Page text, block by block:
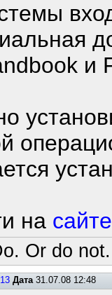
и
на сайте
Or do
Дата31.07.08 12:48